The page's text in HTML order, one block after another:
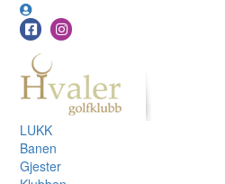
LUKK
Banen
Gjester